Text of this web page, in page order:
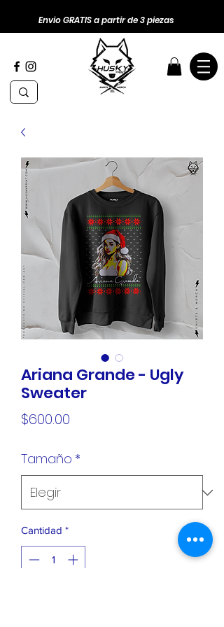
Envio GRATIS a partir de 3 piezas
Ariana Grande - Ugly
Sweater
$600.00
Tamaño *
Cantidad *